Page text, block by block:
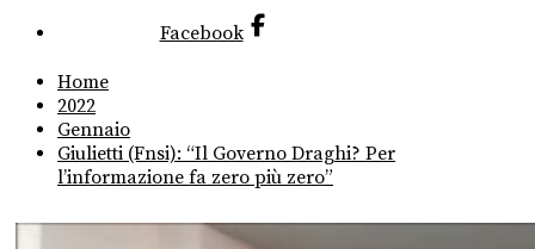
Facebook
Home
2022
Gennaio
Giulietti (Fnsi): “Il Governo Draghi? Per
l’informazione fa zero più zero”